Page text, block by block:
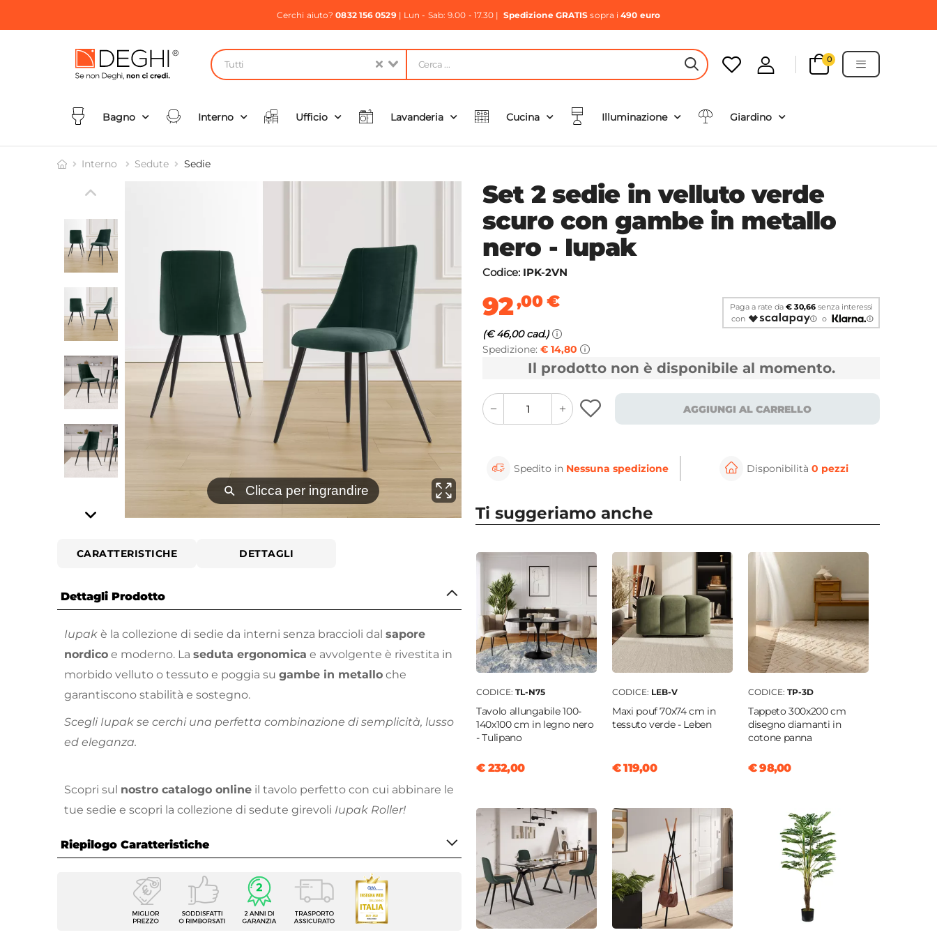
Cerchi aiuto?0832 156 0529| Lun - Sab: 9.00 - 17.30 | Spedizione GRATIS sopra i490 euro
Tutti HEADER SEARCH BUTTON
0
Bagno Interno Ufficio Lavanderia Cucina Illuminazione Giardino
Interno Sedute Sedie
⚲ Clicca per ingrandire
CARATTERISTICHE DETTAGLI
Dettagli Prodotto
Iupak è la collezione di sedie da interni senza braccioli dal sapore
nordico e moderno. La seduta ergonomica e avvolgente è rivestita in
morbido velluto o tessuto e poggia su gambe in metallo che
garantiscono stabilità e sostegno.
Scegli Iupak se cerchi una perfetta combinazione di semplicità, lusso
ed eleganza.
Scopri sul nostro catalogo online il tavolo perfetto con cui abbinare le
tue sedie e scopri la collezione di sedute girevoli Iupak Roller!
Riepilogo Caratteristiche
Caratteristiche
Set di sedie
Iupak
Set 2 sedie in velluto verde
scuro con gambe in metallo
nero - Iupak
Codice: IPK-2VN
92,00€
(€ 46,00 cad.)
Spedizione: € 14,80
Paga a rate da € 30,66senza interessi
con
o
Il prodotto non è disponibile al momento.
quantity
button
quantity
minus
button
AGGIUNGI AL CARRELLO
Spedito in Nessuna spedizione Disponibilità 0 pezzi
Ti suggeriamo anche
CODICE: TL-N75
Tavolo allungabile 100-
140x100 cm in legno nero
- Tulipano
€ 232,00
CODICE: LEB-V
Maxi pouf 70x74 cm in
tessuto verde - Leben
€ 119,00
CODICE: TP-3D
Tappeto 300x200 cm
disegno diamanti in
cotone panna
€ 98,00